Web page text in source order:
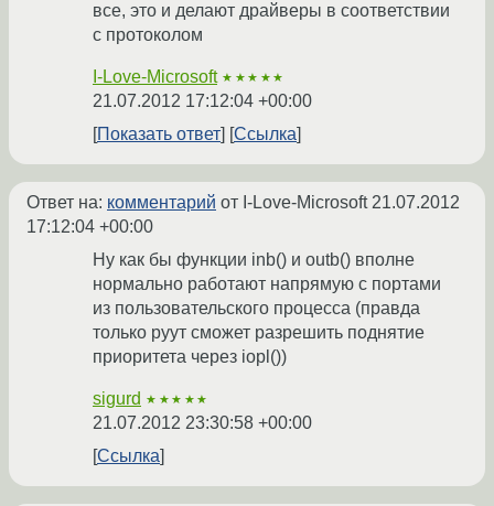
все, это и делают драйверы в соответствии
с протоколом
I-Love-Microsoft ★★★★★
21.07.2012 17:12:04 +00:00
Показать ответ
Ссылка
Ответ на: комментарий от I-Love-Microsoft21.07.2012
17:12:04 +00:00
Ну как бы функции inb() и outb() вполне
нормально работают напрямую с портами
из пользовательского процесса (правда
только руут сможет разрешить поднятие
приоритета через iopl())
sigurd ★★★★★
21.07.2012 23:30:58 +00:00
Ссылка